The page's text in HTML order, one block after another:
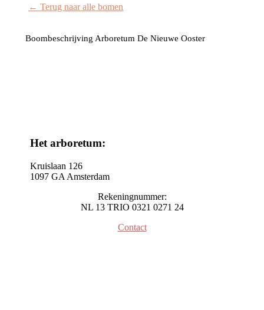
← Terug naar alle bomen
Boombeschrijving Arboretum De Nieuwe Ooster
Het arboretum:
Kruislaan 126
1097 GA Amsterdam
Rekeningnummer:
NL 13 TRIO 0321 0271 24
Contact